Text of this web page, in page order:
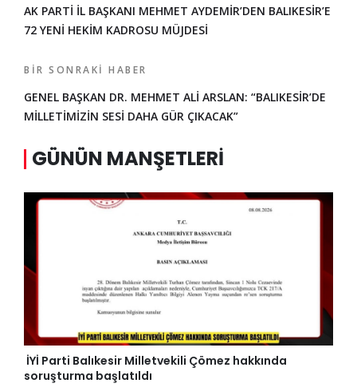
AK PARTİ İL BAŞKANI MEHMET AYDEMİR’DEN BALIKESİR’E
72 YENİ HEKİM KADROSU MÜJDESİ
BIR SONRAKI HABER
GENEL BAŞKAN DR. MEHMET ALİ ARSLAN: “BALIKESİR’DE
MİLLETİMİZİN SESİ DAHA GÜR ÇIKACAK”
GÜNÜN MANŞETLERI
İYİ Parti Balıkesir Milletvekili Çömez hakkında
soruşturma başlatıldı